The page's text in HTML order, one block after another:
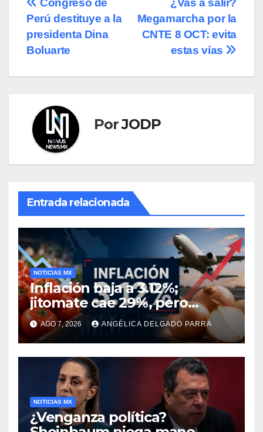
Navegación
de
entradas
Megamarcha por la
CNTE 8 OCT: evita
estas vías
Perú destituye a la
presidenta Dina
Boluarte
PorJODP
Entrada relacionada
NOTICIAS MX
Inflación baja a 3.12%;
jitomate cae 29%, pero
cebolla y vuelos se
encarecen
AGO 7, 2026 ANGÉLICA DELGADO PARRA
NOTICIAS MX
¿Venganza política?